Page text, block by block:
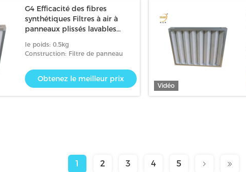
G4 Efficacité des fibres
synthétiques Filtres à air à
panneaux plissés lavables
le poids: 0.5kg
Construction: Filtre de panneau
Obtenez le meilleur prix
Vidéo
1 2 3 4 5